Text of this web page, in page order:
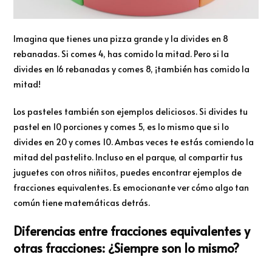
Imagina que tienes una pizza grande y la divides en 8
rebanadas. Si comes 4, has comido la mitad. Pero si la
divides en 16 rebanadas y comes 8, ¡también has comido la
mitad!
Los pasteles también son ejemplos deliciosos. Si divides tu
pastel en 10 porciones y comes 5, es lo mismo que si lo
divides en 20 y comes 10. Ambas veces te estás comiendo la
mitad del pastelito. Incluso en el parque, al compartir tus
juguetes con otros niñitos, puedes encontrar ejemplos de
fracciones equivalentes. Es emocionante ver cómo algo tan
común tiene matemáticas detrás.
Diferencias entre fracciones equivalentes y
otras fracciones: ¿Siempre son lo mismo?